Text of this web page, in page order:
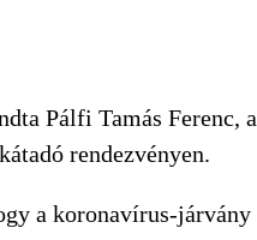
Pálfi Tamás Ferenc,
rendezvényen.
a koronavírus-